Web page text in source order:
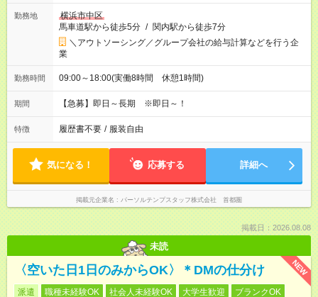
勤務地
横浜市中区
馬車道駅から徒歩5分 / 関内駅から徒歩7分
＼アウトソーシング／グループ会社の給与計算などを行う企
業
勤務時間 09:00～18:00(実働8時間 休憩1時間)
期間 【急募】即日～長期 ※即日～！
特徴 履歴書不要 / 服装自由
気になる！ 応募する 詳細へ
掲載元企業名 パーソルテンプスタッフ株式会社 首都圏
掲載日：2026.08.08
未読
NEW
〈空いた日1日のみからOK〉＊DMの仕分け
派遣 職種未経験OK 社会人未経験OK 大学生歓迎
ブランクOK